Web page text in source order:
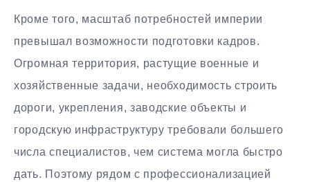
Кроме того, масштаб потребностей империи
превышал возможности подготовки кадров.
Огромная территория, растущие военные и
хозяйственные задачи, необходимость строить
дороги, укрепления, заводские объекты и
городскую инфраструктуру требовали большего
числа специалистов, чем система могла быстро
дать. Поэтому рядом с профессионализацией